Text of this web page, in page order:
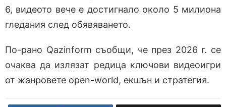
6, видеото вече е достигнало около 5 милиона
гледания след обявяването.
По-рано Qazinform съобщи, че през 2026 г. се
очаква да излязат редица ключови видеоигри
от жанровете open-world, екшън и стратегия.